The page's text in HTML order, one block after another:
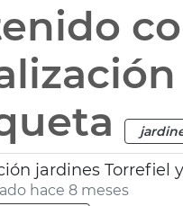
hace 8 meses